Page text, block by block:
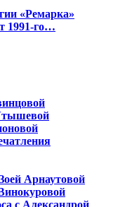
«Ремарка»
1991-го…
Арнаутовой